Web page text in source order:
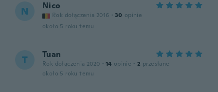
N Nico
Rok dołączenia 2016 · 30 opinie
około 5 roku temu
T Tuan
Rok dołączenia 2020 · 14 opinie · 2 przesłane
około 5 roku temu